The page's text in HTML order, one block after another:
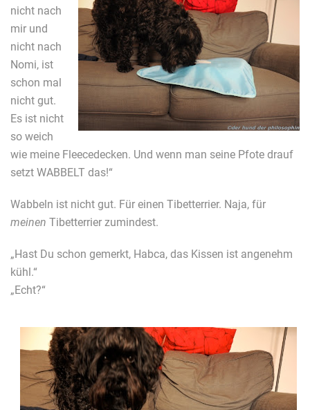
nicht nach
mir und
nicht nach
Nomi, ist
schon mal
nicht gut.
Es ist nicht
so weich
wie meine Fleecedecken. Und wenn man seine Pfote drauf
setzt WABBELT das!“
Wabbeln ist nicht gut. Für einen Tibetterrier. Naja, für
meinen Tibetterrier zumindest.
„Hast Du schon gemerkt, Habca, das Kissen ist angenehm
kühl.“
„Echt?“